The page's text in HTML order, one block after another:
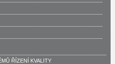
ŘÍZENÍ KVALITY